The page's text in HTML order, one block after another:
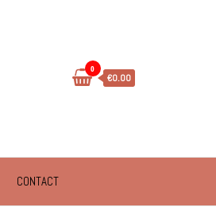
0
€0.00
CONTACT